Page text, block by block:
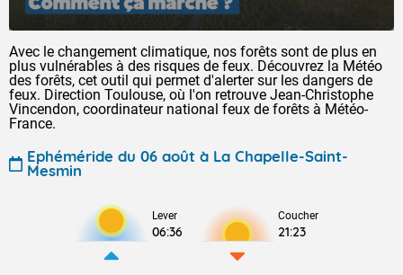
Avec le changement climatique, nos forêts sont de plus en
plus vulnérables à des risques de feux. Découvrez la Météo
des forêts, cet outil qui permet d'alerter sur les dangers de
feux. Direction Toulouse, où l'on retrouve Jean-Christophe
Vincendon, coordinateur national feux de forêts à Météo-
France.
Ephéméride du 06 août à La Chapelle-Saint-
Mesmin
Lever
06:36
Coucher
21:23